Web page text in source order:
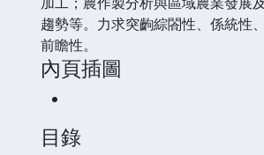
趨勢等。力求突齣綜閤性、係統性
前瞻性。
內頁插圖
目錄